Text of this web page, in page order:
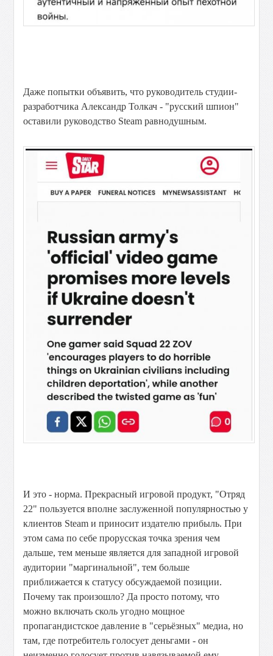
Даже попытки объявить, что руководитель студии-
разработчика Александр Толкач - "русский шпион"
оставили руководство Steam равнодушным.
И это - норма. Прекрасный игровой продукт, "Отряд
22" пользуется вполне заслуженной популярностью у
клиентов Steam и приносит издателю прибыль. При
этом сама по себе прорусская точка зрения чем
дальше, тем меньше является для западной игровой
аудитории "маргинальной", тем больше
приближается к статусу обсуждаемой позиции.
Почему так произошло? Да просто потому, что
можно включать сколь угодно мощное
пропагандистское давление в "серьёзных" медиа, но
там, где потребитель голосует деньгами - он